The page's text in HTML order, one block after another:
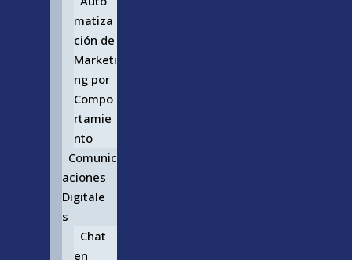
matiza
ción de
Marketi
ng por
Compo
rtamie
nto
Comunic
aciones
Digitale
s
Chat
en